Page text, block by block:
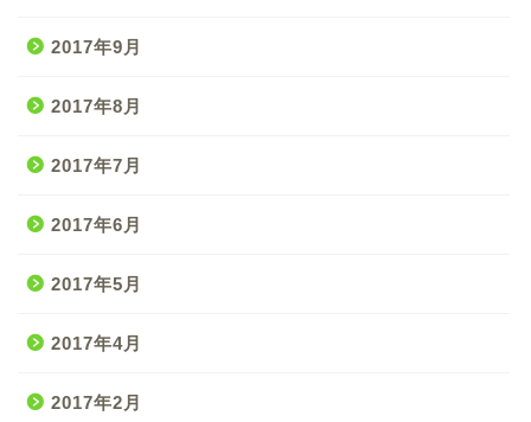
2017年9月
2017年8月
2017年7月
2017年6月
2017年5月
2017年4月
2017年2月